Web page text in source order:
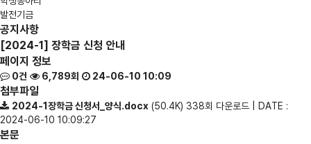
발전기금
공지사항
[2024-1] 장학금 신청 안내
페이지 정보
0건 6,789회 24-06-10 10:09
첨부파일
2024-1장학금 신청서_양식.docx (50.4K) 338회 다운로드 | DATE :
2024-06-10 10:09:27
본문